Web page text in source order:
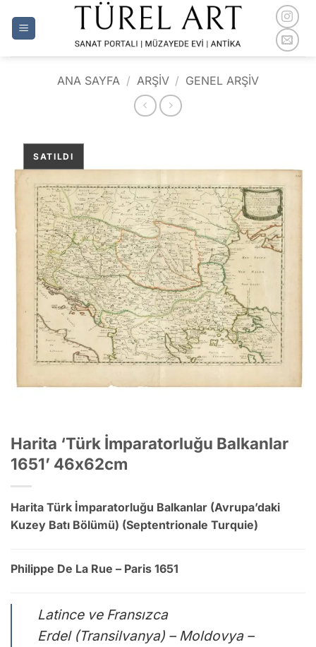
ANA SAYFA / ARŞİV / GENEL ARŞIV
Harita ‘Türk İmparatorluğu Balkanlar
1651’ 46x62cm
Harita Türk İmparatorluğu Balkanlar (Avrupa’daki
Kuzey Batı Bölümü) (Septentrionale Turquie)
Philippe De La Rue – Paris 1651
Latince ve Fransızca
Erdel (Transilvanya) – Moldovya –